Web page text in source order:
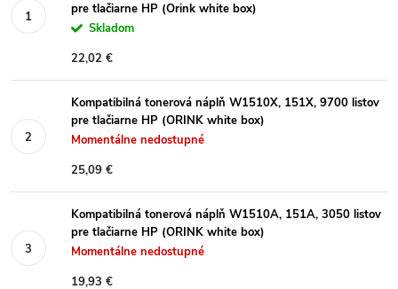
pre tlačiarne HP (Orink white box)
Skladom
22,02 €
Kompatibilná tonerová náplň W1510X, 151X, 9700 listov
pre tlačiarne HP (ORINK white box)
Momentálne nedostupné
25,09 €
Kompatibilná tonerová náplň W1510A, 151A, 3050 listov
pre tlačiarne HP (ORINK white box)
Momentálne nedostupné
19,93 €